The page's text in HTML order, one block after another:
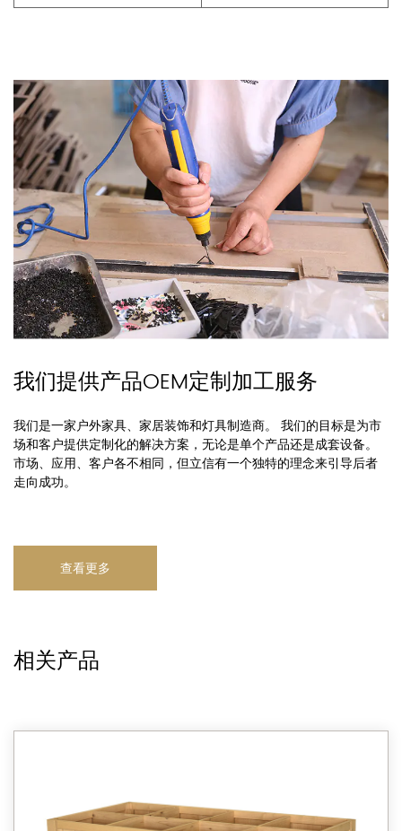
我们提供产品OEM定制加工服务
我们是一家户外家具、家居装饰和灯具制造商。 我们的目标是为市
场和客户提供定制化的解决方案，无论是单个产品还是成套设备。
市场、应用、客户各不相同，但立信有一个独特的理念来引导后者
走向成功。
查看更多
相关产品